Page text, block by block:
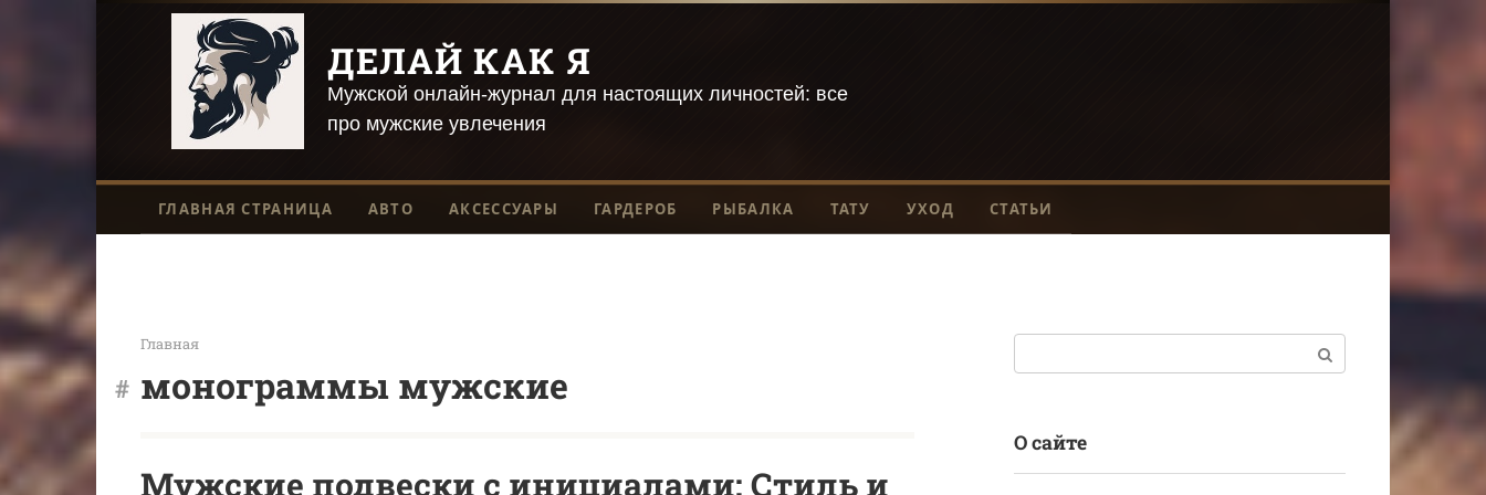
ДЕЛАЙ КАК Я
Мужской онлайн-журнал для настоящих личностей: все
про мужские увлечения
ГЛАВНАЯ СТРАНИЦА АВТО АКСЕССУАРЫ ГАРДЕРОБ РЫБАЛКА ТАТУ УХОД СТАТЬИ
Главная
монограммы мужские
Мужские подвески с инициалами: Стиль и
О сайте